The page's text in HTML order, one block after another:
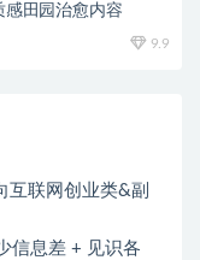
感田园治愈内容
9.9
互联网创业类&副
信息差 + 见识各